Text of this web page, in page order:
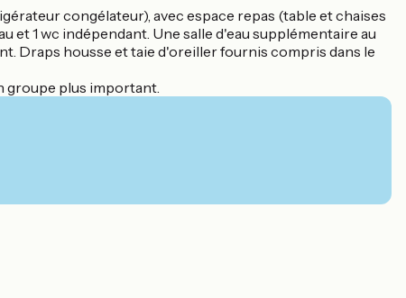
congélateur), avec espace repas (table et chaises
et 1 wc indépendant. Une salle d'eau supplémentaire au
Draps housse et taie d'oreiller fournis compris dans le
groupe plus important.